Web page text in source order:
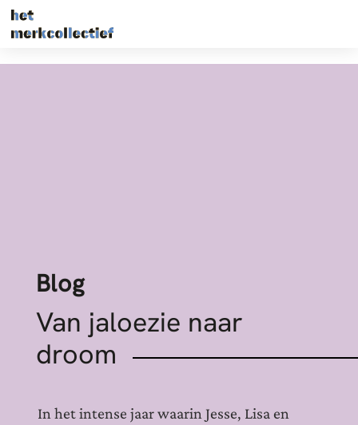
Blog
Van jaloezie naar
droom
In het intense jaar waarin Jesse, Lisa en